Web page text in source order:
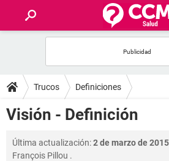
FOROS
SALUD
FAMILIA
Trucos Definiciones
Visión - Definición
Última actualización:2 de marzo de
François Pillou .